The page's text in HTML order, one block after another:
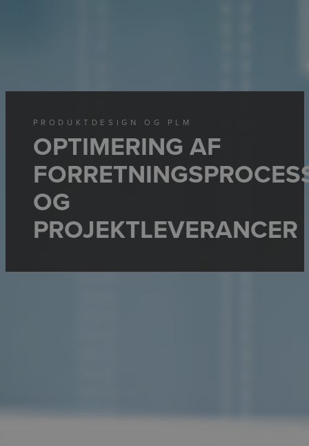
PRODUKTDESIGN OG PLM
OPTIMERING AF
OG
PROJEKTLEVERANCER